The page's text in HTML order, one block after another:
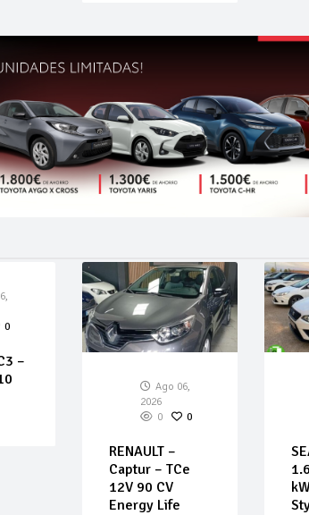
0
–
Ago 06,
2026
0
0
RENAULT –
Captur – TCe
12V 90 CV
Energy Life